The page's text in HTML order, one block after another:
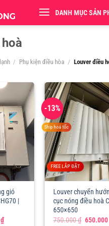
DANH MỤC SẢN
/ Phụ kiện điều hòa / Louver điều
gió
|
₫Giá
-13%
Ship hoả tốc
FREE LẮP ĐẶT
Louver chuyển
cục nóng điều hoà
650×650
750.000₫ Giá